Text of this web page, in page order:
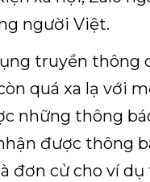
người Việt.
truyền thông
quá xa lạ với
những thông
được thông
đơn cử cho ví